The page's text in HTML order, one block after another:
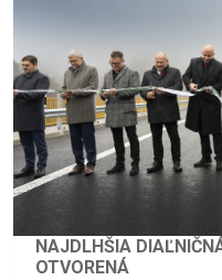
NAJDLHŠIA
OTVORENÁ